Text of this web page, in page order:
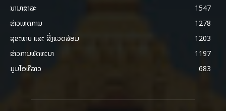
ນານາສາລະ
1547
ຂ່າວເຫດການ
1278
ສຸຂະພາບ ແລະ ສີ່ງແວດລ້ອມ
1203
ຂ່າວການພັດທະນາ
1197
ມູມໄອທີລາວ
683